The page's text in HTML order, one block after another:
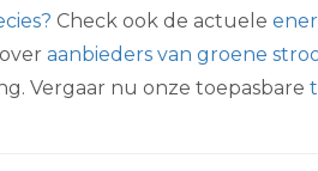
Check ook de actuele
aanbieders van groene
Vergaar nu onze toepasbare